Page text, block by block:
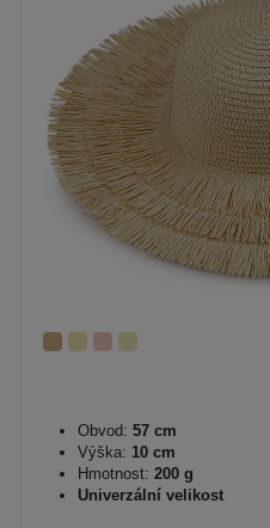
Obvod: 57 cm
Výška: 10 cm
Hmotnost: 200 g
Univerzální velikost